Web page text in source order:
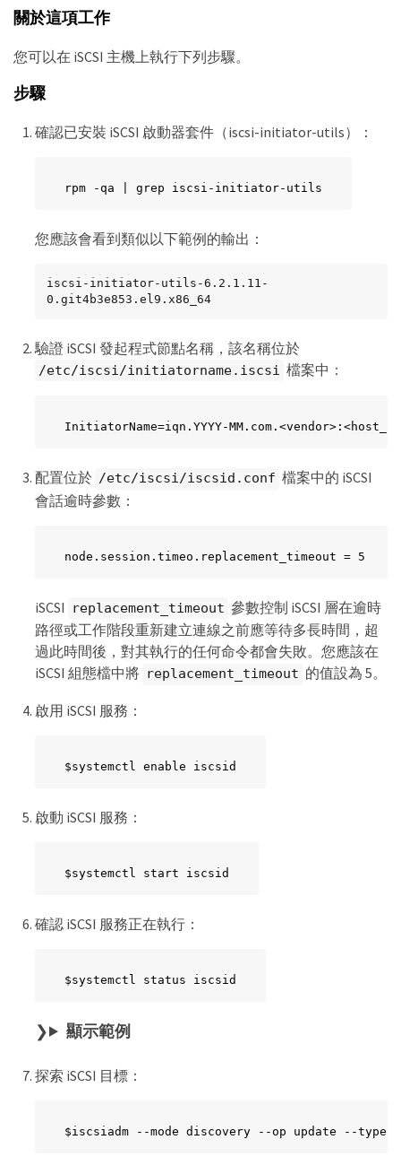
關於這項工作
您可以在 iSCSI 主機上執行下列步驟。
步驟
確認已安裝 iSCSI 啟動器套件（iscsi-initiator-utils）：
rpm -qa | grep iscsi-initiator-utils
您應該會看到類似以下範例的輸出：
iscsi-initiator-utils-6.2.1.11-
0.git4b3e853.el9.x86_64
驗證 iSCSI 發起程式節點名稱，該名稱位於
/etc/iscsi/initiatorname.iscsi 檔案中：
InitiatorName=iqn.YYYY-
配置位於 /etc/iscsi/iscsid.conf 檔案中的 iSCSI
會話逾時參數：
node.session.timeo.replacement_timeout = 5
iSCSI replacement_timeout 參數控制 iSCSI 層在逾時
路徑或工作階段重新建立連線之前應等待多長時間，超
過此時間後，對其執行的任何命令都會失敗。您應該在
iSCSI 組態檔中將 replacement_timeout 的值設為 5。
啟用 iSCSI 服務：
$systemctl enable iscsid
啟動 iSCSI 服務：
$systemctl start iscsid
確認 iSCSI 服務正在執行：
$systemctl status iscsid
顯示範例
探索 iSCSI 目標：
$iscsiadm --mode discovery --op update --type